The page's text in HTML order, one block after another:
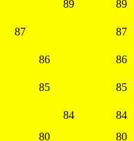
89
89
87
87
86
86
85
85
84
84
80
80